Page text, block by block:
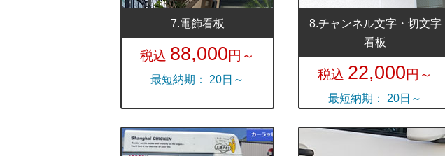
7.電飾看板
税込 88,000円～
最短納期： 20日～
8.チャンネル文字・切文字
看板
税込 22,000円～
最短納期： 20日～